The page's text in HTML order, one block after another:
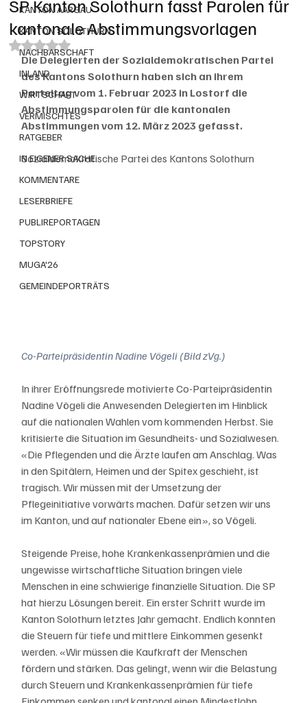
KANTON AARGAU
KANTON SOLOTHURN
NACHBARSCHAFT
INLAND
WIRTSCHAFT
VERMISCHTES
RATGEBER
IN EIGENER SACHE
KOMMENTARE
LESERBRIEFE
PUBLIREPORTAGEN
TOPSTORY
MUGA'26
GEMEINDEPORTRÄTS
SP Kanton Solothurn fasst Parolen für
kantonale Abstimmungsvorlagen
Mit NaN von 5 Sternen bewertet.
Die Delegierten der Sozialdemokratischen Partei
des Kantons Solothurn haben sich an ihrem
Parteitag vom 1. Februar 2023 in Lostorf die
Abstimmungsparolen für die kantonalen
Abstimmungen vom 12. März 2023 gefasst.
Sozialdemokratische Partei des Kantons Solothurn
Co-Parteipräsidentin Nadine Vögeli (Bild zVg.)
In ihrer Eröffnungsrede motivierte Co-Parteipräsidentin
Nadine Vögeli die Anwesenden Delegierten im Hinblick
auf die nationalen Wahlen vom kommenden Herbst. Sie
kritisierte die Situation im Gesundheits- und Sozialwesen.
«Die Pflegenden und die Ärzte laufen am Anschlag. Was
in den Spitälern, Heimen und der Spitex geschieht, ist
tragisch. Wir müssen mit der Umsetzung der
Pflegeinitiative vorwärts machen. Dafür setzen wir uns
im Kanton, und auf nationaler Ebene ein», so Vögeli.
Steigende Preise, hohe Krankenkassenprämien und die
ungewisse wirtschaftliche Situation bringen viele
Menschen in eine schwierige finanzielle Situation. Die SP
hat hierzu Lösungen bereit. Ein erster Schritt wurde im
Kanton Solothurn letztes Jahr gemacht. Endlich konnten
die Steuern für tiefe und mittlere Einkommen gesenkt
werden. «Wir müssen die Kaufkraft der Menschen
fördern und stärken. Das gelingt, wenn wir die Belastung
durch Steuern und Krankenkassenprämien für tiefe